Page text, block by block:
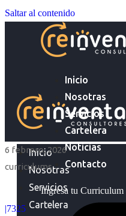
Saltar al contenido
Inicio
Nosotras
Servicios
Cartelera
Noticias
Contacto
Ingresa tu Curriculum
Inicio
Nosotras
Servicios
Cartelera
6 febrero, 2026
curriculums
|7325